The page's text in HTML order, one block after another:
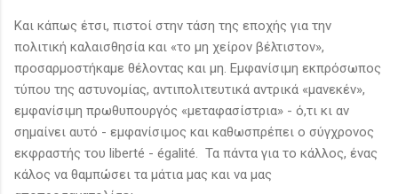
Και κάπως έτσι, πιστοί στην τάση της εποχής για την
πολιτική καλαισθησία και «το μη χείρον βέλτιστον»,
προσαρμοστήκαμε θέλοντας και μη. Εμφανίσιμη εκπρόσωπος
τύπου της αστυνομίας, αντιπολιτευτικά αντρικά «μανεκέν»,
εμφανίσιμη πρωθυπουργός «μεταφασίστρια» - ό,τι κι αν
σημαίνει αυτό - εμφανίσιμος και καθωσπρέπει ο σύγχρονος
εκφραστής του liberté - égalité. Τα πάντα για το κάλλος, ένας
κάλος να θαμπώσει τα μάτια μας και να μας